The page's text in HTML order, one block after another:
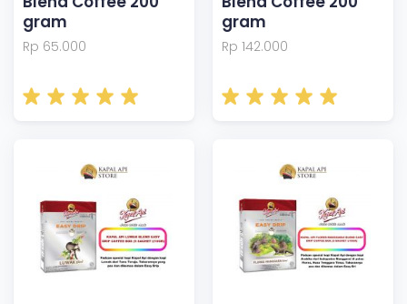
gram
Rp 65.000
gram
Rp 142.000